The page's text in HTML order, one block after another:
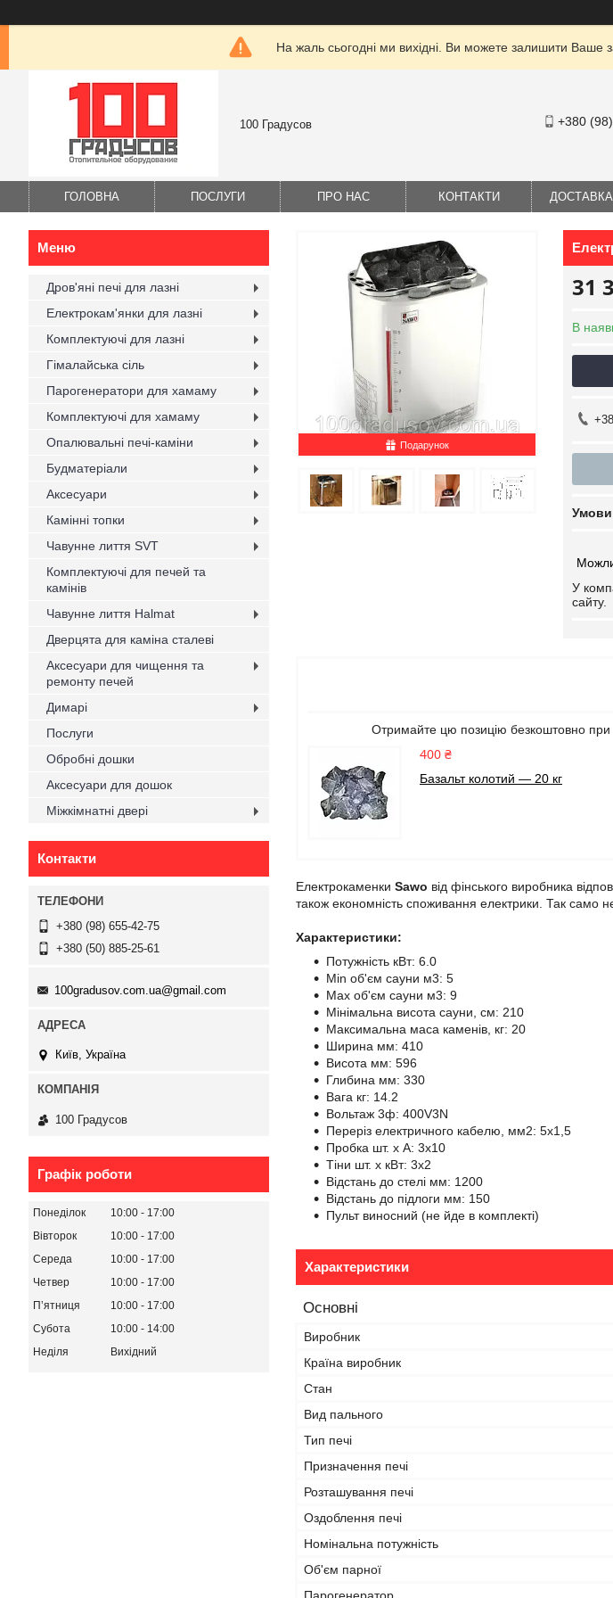
На жаль сьогодні ми вихідні. Ви можете залишити
100 Градусов +380
ГОЛОВНА ПОСЛУГИ ПРО НАС КОНТАКТИ
Подарунок
31
В
У
сайту.
Отримайте цю позицію безкоштовно при
400 ₴
Базальт колотий — 20 кг
Електрокаменки Sawo від фінського виробника
також економність споживання електрики. Так само
Характеристики:
Потужність кВт: 6.0
Мin об'єм сауни м3: 5
Мax об'єм сауни м3: 9
Мінімальна висота сауни, см: 210
Максимальна маса каменів, кг: 20
Ширина мм: 410
Висота мм: 596
Глибина мм: 330
Вага кг: 14.2
Вольтаж 3ф: 400V3N
Переріз електричного кабелю, мм2: 5x1,5
Пробка шт. х А: 3x10
Тіни шт. х кВт: 3x2
Відстань до стелі мм: 1200
Відстань до підлоги мм: 150
Пульт виносний (не йде в комплекті)
Характеристики
Основні
Виробник
Країна виробник
Стан
Вид пального
Тип печі
Призначення печі
Розташування печі
Оздоблення печі
Номінальна потужність
Об'єм парної
Дров'яні печі для лазні
Електрокам'янки для лазні
Комплектуючі для лазні
Гімалайська сіль
Парогенератори для хамаму
Комплектуючі для хамаму
Опалювальні печі-каміни
Будматеріали
Аксесуари
Камінні топки
Чавунне лиття SVT
Комплектуючі для печей та
камінів
Чавунне лиття Halmat
Дверцята для каміна сталеві
Аксесуари для чищення та
ремонту печей
Димарі
Послуги
Обробні дошки
Аксесуари для дошок
Міжкімнатні двері
Контакти
+380 (98) 655-42-75
+380 (50) 885-25-61
100gradusov.com.ua@gmail.com
Київ, Україна
100 Градусов
Графік роботи
Понеділок 10:00
17:00
Вівторок
10:00
17:00
Середа
10:00
17:00
Четвер
10:00
17:00
Пʼятниця
10:00
17:00
Субота
10:00
14:00
Неділя
Вихідний